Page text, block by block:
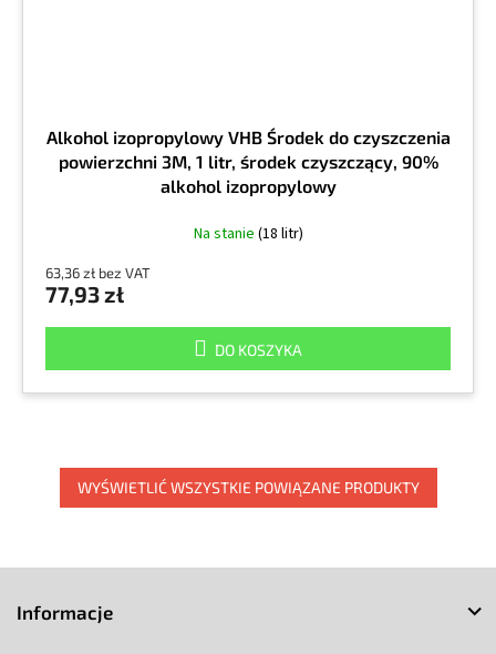
Alkohol izopropylowy VHB Środek do czyszczenia
powierzchni 3M, 1 litr, środek czyszczący, 90%
alkohol izopropylowy
Na stanie (18 litr)
63,36 zł bez VAT
77,93 zł
DO KOSZYKA
WYŚWIETLIĆ WSZYSTKIE POWIĄZANE PRODUKTY
Informacje